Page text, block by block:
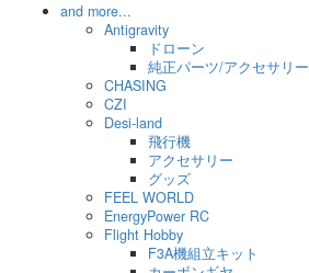
and more...
Antigravity
ドローン
純正パーツ/アクセサリー
CHASING
CZI
Desi-land
飛行機
アクセサリー
グッズ
FEEL WORLD
EnergyPower RC
Flight Hobby
F3A機組立キット